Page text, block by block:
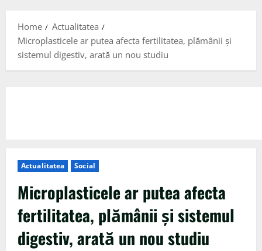
Home
Actualitatea
Microplasticele ar putea afecta fertilitatea, plămânii şi
sistemul digestiv, arată un nou studiu
Actualitatea Social
Microplasticele ar putea afecta
fertilitatea, plămânii şi sistemul
digestiv, arată un nou studiu